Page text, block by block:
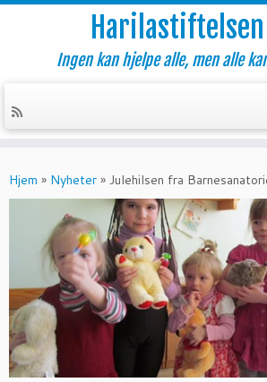
to
content
Harilastiftelsen
Ingen kan hjelpe alle, men alle
Hjem » Nyheter » Julehilsen fra